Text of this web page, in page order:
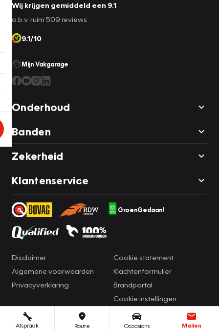
Afspraak Route Occasions Mailen
Wij krijgen gemiddeld een 9.1
o.b.v. ruim 509 reviews
9.1/10
Mijn Vakgarage
Onderhoud
Banden
Zekerheid
Klantenservice
GroenGedaan!
Disclaimer
Algemene voorwaarden
Privacyverklaring
Cookie statement
Klachtenformulier
Brandportal
Cookie instellingen